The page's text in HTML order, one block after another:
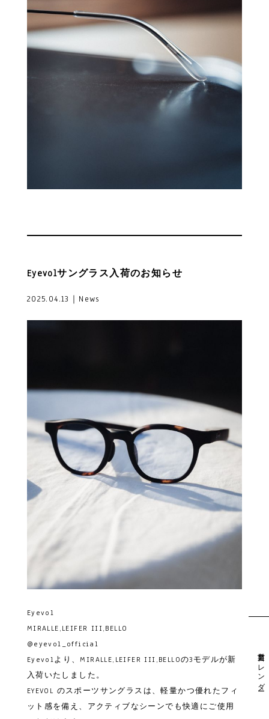
Eyevolサングラス入荷のお知らせ
2025.04.13｜News
Eyevol
MIRALLE,LEIFER III,BELLO
@eyevol_official
Eyevolより、MIRALLE,LEIFER III,BELLOの3モデルが新
入荷いたしました。
EYEVOL のスポーツサングラスは、軽量かつ優れたフィ
ット感を備え、アクティブなシーンでも快適にご使用
営業日カレンダー